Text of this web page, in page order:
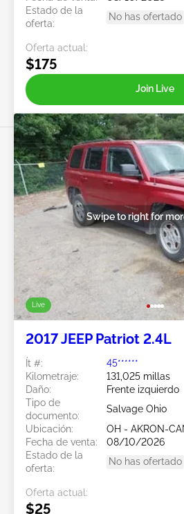
Estado de la
oferta:
No has ofertado
Oferta actual:
$175
Join Live
Live
Swipe to right for
2017 JEEP Patriot 2.4L
Ít #:
45******
Kilometraje:
131,025 millas
Daño:
Frente izquierdo
Tipo de
documento:
Salvage Ohio
Ubicación:
OH - AKRON-
Fecha de venta:
08/10/2026
Estado de la
oferta:
No has ofertado
Oferta actual:
$25